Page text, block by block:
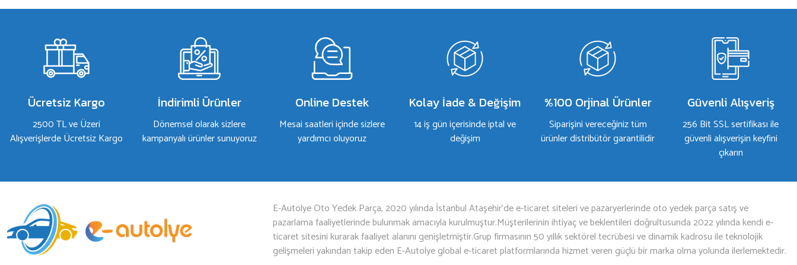
Ürün resmi kalitesiz, bozuk veya görüntülenemiyor.
Ürün bilgilerinde hatalar bulunuyor.
Ürün fiyatı diğer sitelerden daha pahalı.
Bu ürüne benzer farklı alternatifler olmalı.
Ücretsiz Kargo
2500 TL ve Üzeri
Alışverişlerde Ücretsiz Kargo
İndirimli Ürünler
Dönemsel olarak sizlere
kampanyalı ürünler sunuyoruz
Online Destek
Mesai saatleri içinde sizlere
yardımcı oluyoruz
Kolay İade & Değişim
14 iş gün içerisinde iptal ve
değişim
%100 Orjinal Ürünler
Siparişini vereceğiniz tüm
ürünler distribütör garantilidir
Güvenli Alışveriş
256 Bit SSL sertifikası ile
güvenli alışverişin keyfini
çıkarın
E-Autolye Oto Yedek Parça, 2020 yılında İstanbul Ataşehir’de e-ticaret siteleri ve pazaryerlerinde oto yedek parça satış ve
pazarlama faaliyetlerinde bulunmak amacıyla kurulmuştur.Müşterilerinin ihtiyaç ve beklentileri doğrultusunda 2022 yılında kendi e-
ticaret sitesini kurarak faaliyet alanını genişletmiştir.Grup firmasının 50 yıllık sektörel tecrübesi ve dinamik kadrosu ile teknolojik
gelişmeleri yakından takip eden E-Autolye global e-ticaret platformlarında hizmet veren güçlü bir marka olma yolunda ilerlemektedir.